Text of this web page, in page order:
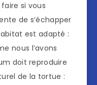
si vous
de s’échapper
est adapté :
nous l’avons
doit reproduire
de la tortue :